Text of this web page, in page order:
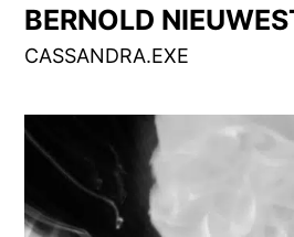
BERNOLD
CASSANDRA.EXE